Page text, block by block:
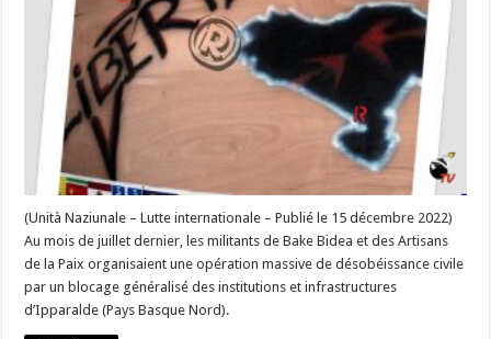
Panpi,
Olivier,
Betti,
Régis »
« Soutien
fraternel
militants
-
#Corse
(Unità Naziunale – Lutte internationale – Publié le 15 décembre 2022)
Au mois de juillet dernier, les militants de Bake Bidea et des Artisans
de la Paix organisaient une opération massive de désobéissance civile
par un blocage généralisé des institutions et infrastructures
d’Ipparalde (Pays Basque Nord).